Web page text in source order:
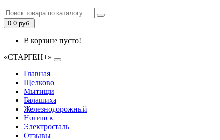
0 0 руб.
В корзине пусто!
«СТАРГЕН+»
Главная
Щелково
Мытищи
Балашиха
Железнодорожный
Ногинск
Электросталь
Отзывы